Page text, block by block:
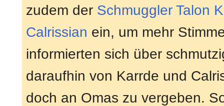
zudem der Schmuggler Talon
Calrissian ein, um mehr
informierten sich über
daraufhin von Karrde und
doch an Omas zu vergeben.